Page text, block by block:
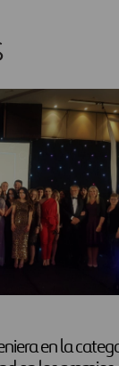
en la